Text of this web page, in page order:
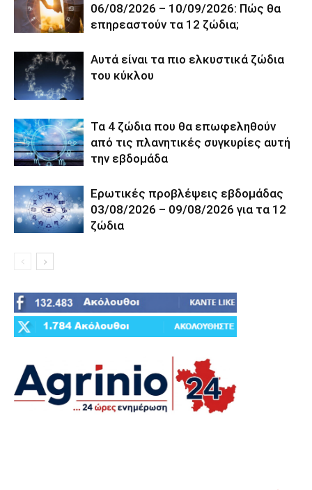
06/08/2026 – 10/09/2026: Πώς θα
επηρεαστούν τα 12 ζώδια;
Αυτά είναι τα πιο ελκυστικά ζώδια
του κύκλου
Τα 4 ζώδια που θα επωφεληθούν
από τις πλανητικές συγκυρίες αυτή
την εβδομάδα
Ερωτικές προβλέψεις εβδομάδας
03/08/2026 – 09/08/2026 για τα 12
ζώδια